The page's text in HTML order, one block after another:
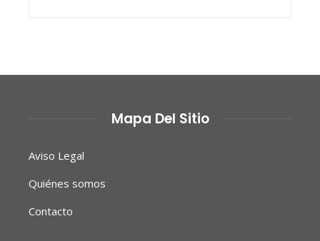
Mapa Del Sitio
Aviso Legal
Quiénes somos
Contacto